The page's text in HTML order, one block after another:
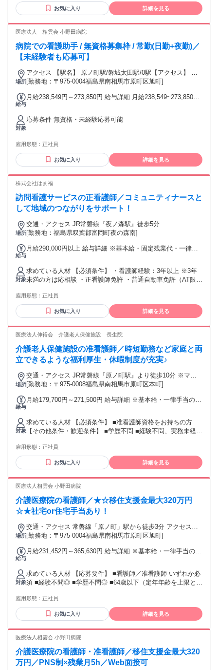
お気に入り 詳細を見る
医療法人 相雲会 小野田病院
病院での看護助手 / 無資格募集枠 / 常勤(日勤+夜勤)／
【未経験者も応募可】
場所
アクセス 【駅名】 原ノ町駅/磐城太田駅/0駅【アクセス】 原
ノ町駅から徒歩5分
[勤務地：〒975-0004福島県南相馬市原町区旭町]
給与
月給238,549円～273,850円 給与詳細 月給238,549~273,850円
円-200,500円 職務手当:16,000円 調整手当:9,584円-17,100円
夜勤手当:30,400円(1回7,600円×4回想定) 定時深夜手当:5,165-
福祉士4,000円 【昇給】 あり 年1回 固定残業代 無し 試用期間
の給与：月給238,549円〜試用期間中の固定残業代：無し 通勤
手当 有り
対象
応募条件 無資格・未経験応募可能
雇用形態： 正社員
お気に入り 詳細を見る
株式会社はま福
訪問看護サービスの正看護師／コミュニティナースと
して地域のつながりをサポート！
場所
交通・アクセス JR常磐線『夜ノ森駅』徒歩5分
[勤務地：福島県双葉郡富岡町夜の森南]
給与
月給290,000円以上 給与詳細 ※基本給・固定残業代・一律手
月あたり3万2000円（固定残業時間：1ヶ月あたり20時間） 固
定残業時間を超えた勤務時間については別途残業代を支給す
る 【一律手当】 全員に一律で支払われる通勤・皆勤・家族手
当金額：あり 1ヶ月あたり4万円 全員に一律で支払われるその
当：4万円）を含む金額です ※基本給はご経験や資格などを考
慮の上で優遇します ■昇給：あり ■賞与：業績により支給
対象
求めている人材 【必須条件】 ・看護師経験：3年以上 ※3年
未満の方は応相談 ・正看護師免許 ・普通自動車免許（AT限定
格】 ・緩和ケア認定看護師 ・在宅ケア認定看護師 ・認知症
看護認定看護師 【求める人物像】 ・コミュニティナースとし
ての勤務を希望される方 ・スキルアップ意欲の旺盛な方
雇用形態： 正社員
お気に入り 詳細を見る
医療法人伸裕会 介護老人保健施設 長生院
介護老人保健施設の准看護師／時短勤務など家庭と両
立できるような福利厚生・休暇制度が充実♪
場所
交通・アクセス JR常磐線『原ノ町駅』より徒歩10分 ※マイ
カー通勤可（駐車場あり）
[勤務地：〒975-0008福島県南相馬市原町区本町]
給与
月給179,700円～271,500円 給与詳細 ※基本給・一律手当の総
し 【一律手当】 全員に一律で支払われる通勤・皆勤・家族手
当金額：なし 全員に一律で支払われるその他手当金額：あり
1ヶ月あたり1万2000円 〜 1万3000円 ※賃金は年齢、経験、資
格等により決定します ※下記手当を含む金額です ■処遇改善
追加支給あり ※加算実績により変動 【その他手当など】 ■夜
勤手当：7,000円／回（夜勤は月4回程度） ■通勤手当：（上
限）月額31,600円 ■住宅手当：（上限）月額14,700円 ■昇給制
度あり：1月あたり 1.50％〜2.00％（前年度実績） ■賞与あ
り：計2.25ヶ月分（前年度実績）
対象
求めている人材 【必須条件】 ■准看護師資格をお持ちの方
【その他条件・歓迎条件】 ■学歴不問 ■経験不問、実務未経験
ちの方 年齢の条件と理由：あり（18〜59歳の方 ※18歳未満の
深夜業務の禁止、定年が60歳の為）
雇用形態： 正社員
お気に入り 詳細を見る
医療法人相雲会 小野田病院
介護医療院の看護師／★☆移住支援金最大320万円
☆★社宅or住宅手当あり！
場所
交通・アクセス 常磐線「原ノ町」駅から徒歩3分 アクセスが
良く、職員・患者さん双方にとって便利な場所です。 車通勤
[勤務地：〒975-0004福島県南相馬市原町区旭町]
給与
月給231,452円～365,630円 給与詳細 ※基本給・一律手当の総
し 【一律手当】 全員に一律で支払われる通勤・皆勤・家族手
当金額：なし 全員に一律で支払われるその他手当金額：あり
1ヶ月あたり6万7252円 〜 7万6630円 【月額】231,452円 〜
365,630円 ※夜勤月4回想定 ▼正看護師 月給 267,028円～
当 24,500円 夜勤手当 42,800円(1回10,700円×4回想定) 定時深
夜手当：6,482円～9,330円 ー ▼准看護師 月給 231,452円～
316,717円 ＜給与内訳＞ 基本給 164,200円～247,000円 資格手
当 19,000円 夜勤手当 42,800円(1回10,700円×4回想定) 定時深
夜手当：5,452円～7,917円 【別途支給】 ■勤続給 1,000円/年
■通勤手当実費支給 上限月額50,000円 ■昇給あり 月あたり
2,000円～8,000円（実績） ■賞与あり 年2回 計 2.60ヶ月分
対象
求めている人材 【応募要件】 ■看護師／准看護師 いずれか必
須 ■経験不問◎ ■学歴不問◎ ■64歳以下（定年年齢を上限とす
（64歳以下（定年年齢を上限とするため））
雇用形態： 正社員
お気に入り 詳細を見る
医療法人相雲会 小野田病院
介護医療院の看護師・准看護師／移住支援金最大320
万円／PNS制×残業月5h／Web面接可